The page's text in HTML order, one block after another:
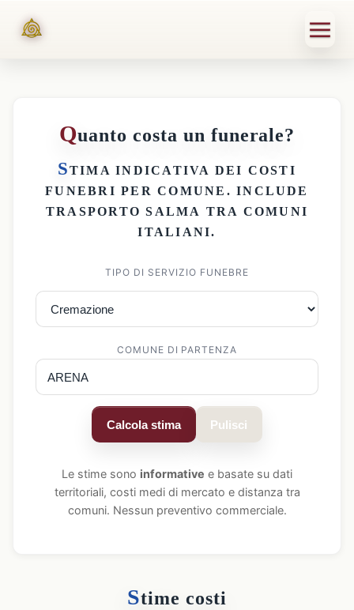
Quanto costa un funerale?
STIMA INDICATIVA DEI COSTI
FUNEBRI PER COMUNE . INCLUDE
TRASPORTO SALMA TRA COMUNI
ITALIANI.
TIPO DI SERVIZIO FUNEBRE
COMUNE DI PARTENZA
Calcola stima Pulisci
Le stime sono informative e basate su dati
territoriali, costi medi di mercato e distanza tra
comuni. Nessun preventivo commerciale.
Stime costi